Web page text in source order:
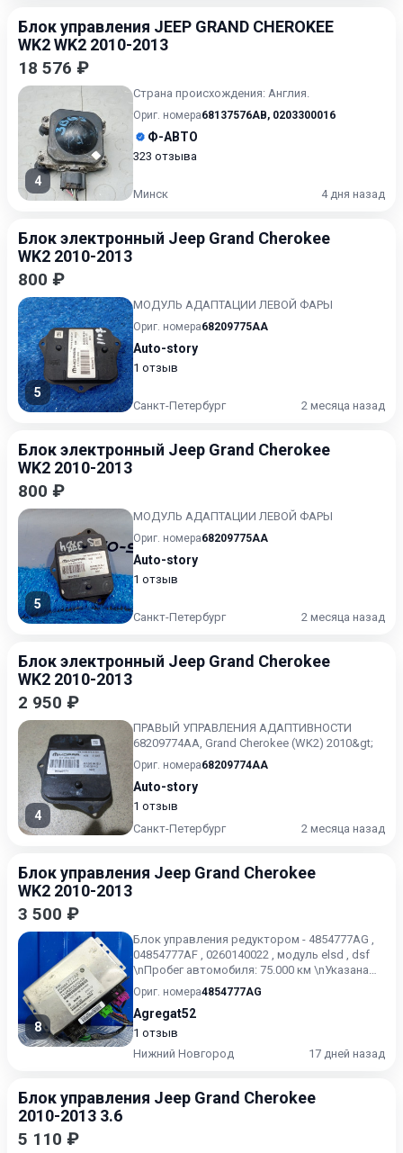
Блок управления JEEP GRAND CHEROKEE
WK2 WK2 2010-2013
18 576 ₽
4
Страна происхождения: Англия.
Ориг. номера68137576AB, 0203300016
Ф-АВТО
323 отзыва
Минск 4 дня назад
Блок электронный Jeep Grand Cherokee
WK2 2010-2013
800 ₽
5
МОДУЛЬ АДАПТАЦИИ ЛЕВОЙ ФАРЫ
Ориг. номера68209775AA
Auto-story
1 отзыв
Санкт-Петербург 2 месяца назад
Блок электронный Jeep Grand Cherokee
WK2 2010-2013
800 ₽
5
МОДУЛЬ АДАПТАЦИИ ЛЕВОЙ ФАРЫ
Ориг. номера68209775AA
Auto-story
1 отзыв
Санкт-Петербург 2 месяца назад
Блок электронный Jeep Grand Cherokee
WK2 2010-2013
2 950 ₽
4
ПРАВЫЙ УПРАВЛЕНИЯ АДАПТИВНОСТИ
68209774AA, Grand Cherokee (WK2) 2010&gt;
Ориг. номера68209774AA
Auto-story
1 отзыв
Санкт-Петербург
2 месяца назад
Блок управления Jeep Grand Cherokee
WK2 2010-2013
3 500 ₽
8
Блок управления редуктором - 4854777AG ,
04854777AF , 0260140022 , модуль elsd , dsf
\nПробег автомобиля: 75.000 км \nУказана
цена только ДЛ...
Ориг. номера4854777AG
Agregat52
1 отзыв
Нижний Новгород
17 дней назад
Блок управления Jeep Grand Cherokee
2010-2013 3.6
5 110 ₽